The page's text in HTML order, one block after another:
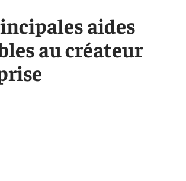
aides
au créateur